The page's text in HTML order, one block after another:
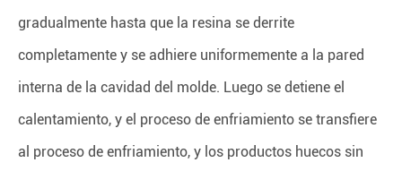
gradualmente hasta que la resina se derrite
completamente y se adhiere uniformemente a la pared
interna de la cavidad del molde. Luego se detiene el
calentamiento, y el proceso de enfriamiento se transfiere
al proceso de enfriamiento, y los productos huecos sin